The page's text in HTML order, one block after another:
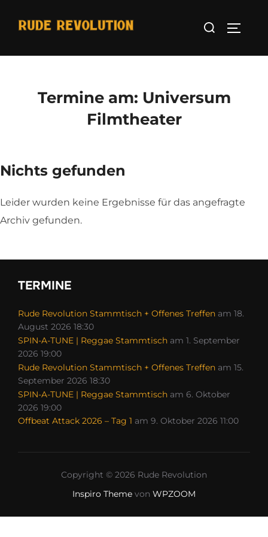
Inhalt
Suchen
Termine am: Universum
Filmtheater
Nichts gefunden
Leider wurden keine Ergebnisse für das angefragte
Archiv gefunden.
TERMINE
Rude Revolution Stammtisch + Offenes Treffen am 18.
August 2026 18:30
SPIN-A-TUNE | Reggae Stammtisch am 1. September
2026 19:00
Rude Revolution Stammtisch + Offenes Treffen am 15.
September 2026 18:30
SPIN-A-TUNE | Reggae Stammtisch am 6. Oktober
2026 19:00
Offbeat Attack 2026 – Tag 1 am 9. Oktober 2026 11:00
Copyright © 2026 Rude Revolution
Inspiro Theme von WPZOOM